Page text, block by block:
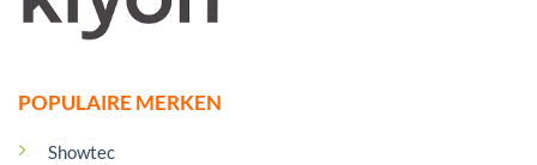
POPULAIRE MERKEN
Showtec